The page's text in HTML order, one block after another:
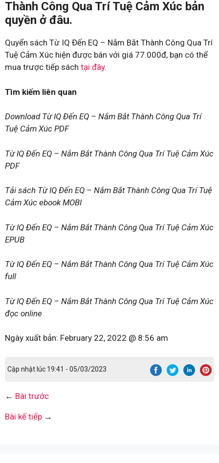
Thành Công Qua Trí Tuệ Cảm Xúc bản
quyền ở đâu.
Quyển sách Từ IQ Đến EQ – Nắm Bắt Thành Công Qua Trí
Tuệ Cảm Xúc hiện được bán với giá 77.000đ, bạn có thể
mua trược tiếp sách tại đây.
Tìm kiếm liên quan
Download Từ IQ Đến EQ – Nắm Bắt Thành Công Qua Trí
Tuệ Cảm Xúc PDF
Từ IQ Đến EQ – Nắm Bắt Thành Công Qua Trí Tuệ Cảm Xúc
PDF
Tải sách Từ IQ Đến EQ – Nắm Bắt Thành Công Qua Trí Tuệ
Cảm Xúc ebook MOBI
Từ IQ Đến EQ – Nắm Bắt Thành Công Qua Trí Tuệ Cảm Xúc
EPUB
Từ IQ Đến EQ – Nắm Bắt Thành Công Qua Trí Tuệ Cảm Xúc
full
Từ IQ Đến EQ – Nắm Bắt Thành Công Qua Trí Tuệ Cảm Xúc
đọc online
Ngày xuất bản: February 22, 2022 @ 8:56 am
Cập nhật lúc 19:41 - 05/03/2023
← Bài trước
Bài kế tiếp →